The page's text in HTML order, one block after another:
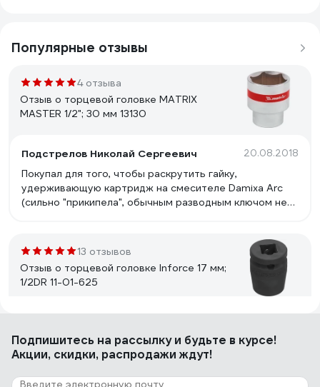
Популярные отзывы
4 отзыва
Отзыв о торцевой головке MATRIX
MASTER 1/2"; 30 мм 13130
Подстрелов Николай Сергеевич 20.08.2018
Покупал для того, чтобы раскрутить гайку,
удерживающую картридж на смесителе Damixa Arc
(сильно "прикипела", обычным разводным ключом не
с "сертифицированным ключом" Damixa за 1500 руб :)
13 отзывов
Отзыв о торцевой головке Inforce 17 мм;
1/2DR 11-01-625
Отличный материал, силовой. Есть скос для работы в
трудных местах. Есть зубцы на гранях, для улучшения
Подпишитесь на рассылкуи будьте в курсе!
Акции, скидки, распродажи ждут!